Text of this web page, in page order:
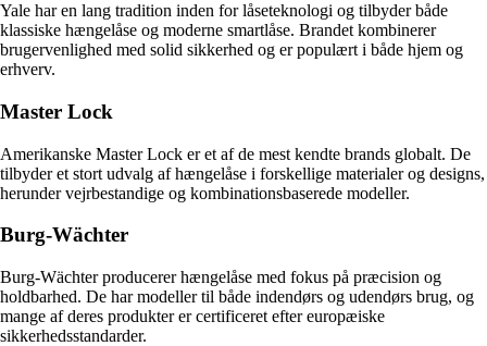
Yale har en lang tradition inden for låseteknologi og tilbyder både
klassiske hængelåse og moderne smartlåse. Brandet kombinerer
brugervenlighed med solid sikkerhed og er populært i både hjem og
erhverv.
Master Lock
Amerikanske Master Lock er et af de mest kendte brands globalt. De
tilbyder et stort udvalg af hængelåse i forskellige materialer og designs,
herunder vejrbestandige og kombinationsbaserede modeller.
Burg-Wächter
Burg-Wächter producerer hængelåse med fokus på præcision og
holdbarhed. De har modeller til både indendørs og udendørs brug, og
mange af deres produkter er certificeret efter europæiske
sikkerhedsstandarder.